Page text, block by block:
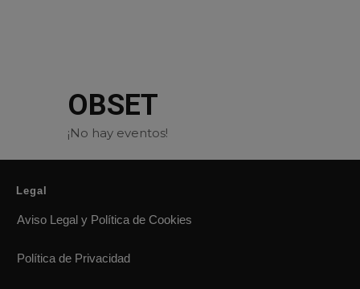
OBSET
¡No hay eventos!
Legal
Aviso Legal y Política de Cookies
Política de Privacidad